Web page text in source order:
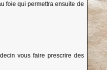
foie qui permettra ensuite de
vous faire prescrire des